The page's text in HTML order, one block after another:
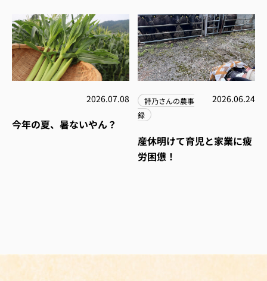
2026.07.08
今年の夏、暑ないやん？
詩乃さんの農事
録
2026.06.24
産休明けて育児と家業に疲
労困憊！